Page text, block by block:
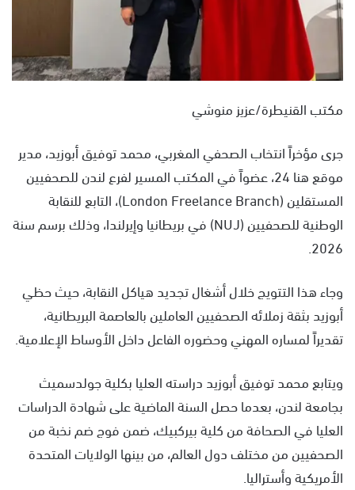
ي
مكتب القنيطرة/عزيز منوشي
جرى مؤخراً انتخاب الصحفي المغربي، محمد توفيق أبوزيد، مدير
موقع هنا 24، عضواً في المكتب المسير لفرع لندن للصحفيين
المستقلين (London Freelance Branch)، التابع للنقابة
الوطنية للصحفيين (NUJ) في بريطانيا وإيرلندا، وذلك برسم سنة
2026.
وجاء هذا التتويج خلال أشغال تجديد هياكل النقابة، حيث حظي
أبوزيد بثقة زملائه الصحفيين العاملين بالعاصمة البريطانية،
تقديراً لمساره المهني وحضوره الفاعل داخل الأوساط الإعلامية.
ويتابع محمد توفيق أبوزيد دراسته العليا بكلية جولدسميث
بجامعة لندن، بعدما حصل السنة الماضية على شهادة الدراسات
العليا في الصحافة من كلية بيركبيك، ضمن فوج ضم نخبة من
الصحفيين من مختلف دول العالم، من بينها الولايات المتحدة
الأمريكية وأستراليا.